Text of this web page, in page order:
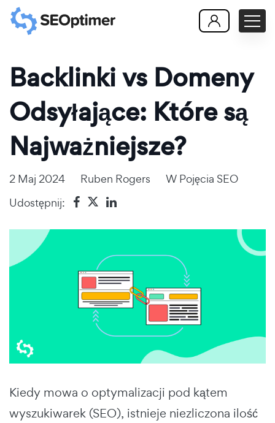
Backlinki vs Domeny
Odsyłające: Które są
Najważniejsze?
2 Maj 2024 Ruben Rogers W Pojęcia SEO
Udostępnij:
Kiedy mowa o optymalizacji pod kątem
wyszukiwarek (SEO), istnieje niezliczona ilość